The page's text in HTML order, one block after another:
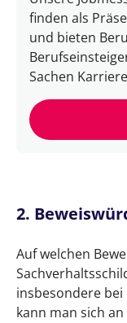
finden als
und bieten
Sachen
2.
Auf welchen
insbesondere
kann man sich